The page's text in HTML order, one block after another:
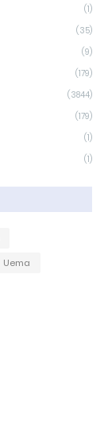
(1)
(35)
(9)
(179)
(3844)
(179)
(1)
(1)
Uema